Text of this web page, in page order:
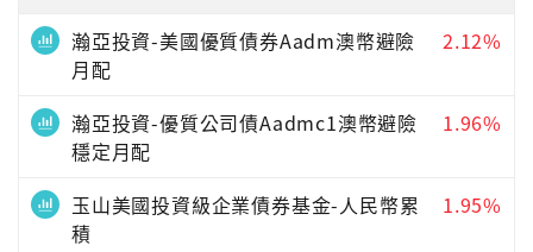
瀚亞投資-美國優質債券Aadm澳幣避險
月配
2.12%
瀚亞投資-優質公司債Aadmc1澳幣避險
穩定月配
1.96%
玉山美國投資級企業債券基金-人民幣累
積
1.95%